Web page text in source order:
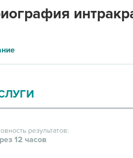
результатов:
12 часов